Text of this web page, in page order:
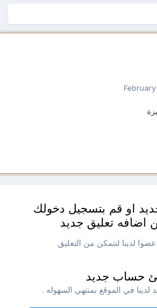
او قم بتسجيل دخولك
اضافه تعليق جديد
لدينا لتتمكن من التعليق
حساب جديد
في الموقع بمنتهي السهوله .